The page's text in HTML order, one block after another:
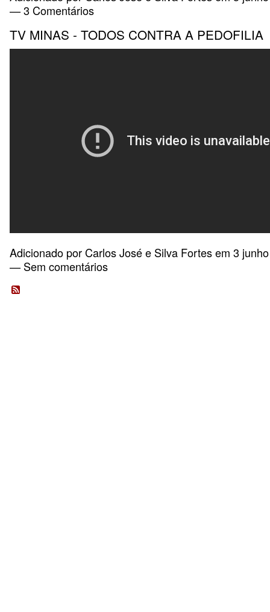
—3 Comentários
TV MINAS - TODOS CONTRA A PEDOFILIA
Adicionado por Carlos José e Silva Fortesem 3
— Sem comentários